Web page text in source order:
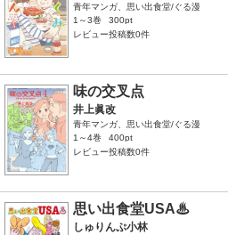
青年マンガ、思い出食堂/ぐる漫
1～3巻
300pt
レビュー投稿数0件
味の交叉点
井上眞改
青年マンガ、思い出食堂/ぐる漫
1～4巻
400pt
レビュー投稿数0件
思い出食堂USA♨
しゅりんぷ小林